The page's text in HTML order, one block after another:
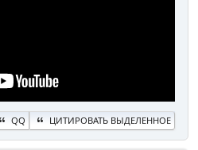
QQ ЦИТИРОВАТЬ ВЫДЕЛЕННОЕ